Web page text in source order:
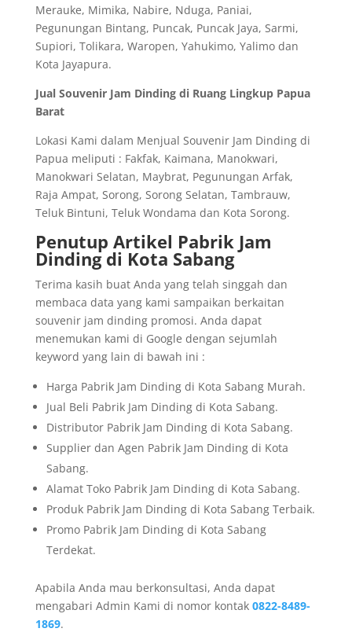
Merauke, Mimika, Nabire, Nduga, Paniai,
Pegunungan Bintang, Puncak, Puncak Jaya, Sarmi,
Supiori, Tolikara, Waropen, Yahukimo, Yalimo dan
Kota Jayapura.
Jual Souvenir Jam Dinding di Ruang Lingkup Papua
Barat
Lokasi Kami dalam Menjual Souvenir Jam Dinding di
Papua meliputi : Fakfak, Kaimana, Manokwari,
Manokwari Selatan, Maybrat, Pegunungan Arfak,
Raja Ampat, Sorong, Sorong Selatan, Tambrauw,
Teluk Bintuni, Teluk Wondama dan Kota Sorong.
Penutup Artikel Pabrik Jam
Dinding di Kota Sabang
Terima kasih buat Anda yang telah singgah dan
membaca data yang kami sampaikan berkaitan
souvenir jam dinding promosi. Anda dapat
menemukan kami di Google dengan sejumlah
keyword yang lain di bawah ini :
Harga Pabrik Jam Dinding di Kota Sabang Murah.
Jual Beli Pabrik Jam Dinding di Kota Sabang.
Distributor Pabrik Jam Dinding di Kota Sabang.
Supplier dan Agen Pabrik Jam Dinding di Kota
Sabang.
Alamat Toko Pabrik Jam Dinding di Kota Sabang.
Produk Pabrik Jam Dinding di Kota Sabang Terbaik.
Promo Pabrik Jam Dinding di Kota Sabang
Terdekat.
Apabila Anda mau berkonsultasi, Anda dapat
mengabari Admin Kami di nomor kontak 0822-8489-
1869.